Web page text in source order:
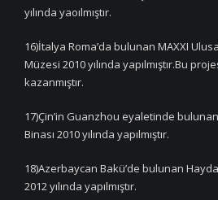
yılında yaoılmıştır.
16)İtalya Roma’da bulunan MAXXI
Müzesi 2010 yılında yapılmıştır.Bu
kazanmıştır.
17)Çin’in Guanzhou eyaletinde
Binası 2010 yılında yapılmıştır.
18)Azerbaycan Bakü’de bulunan
2012 yılında yapılmıştır.